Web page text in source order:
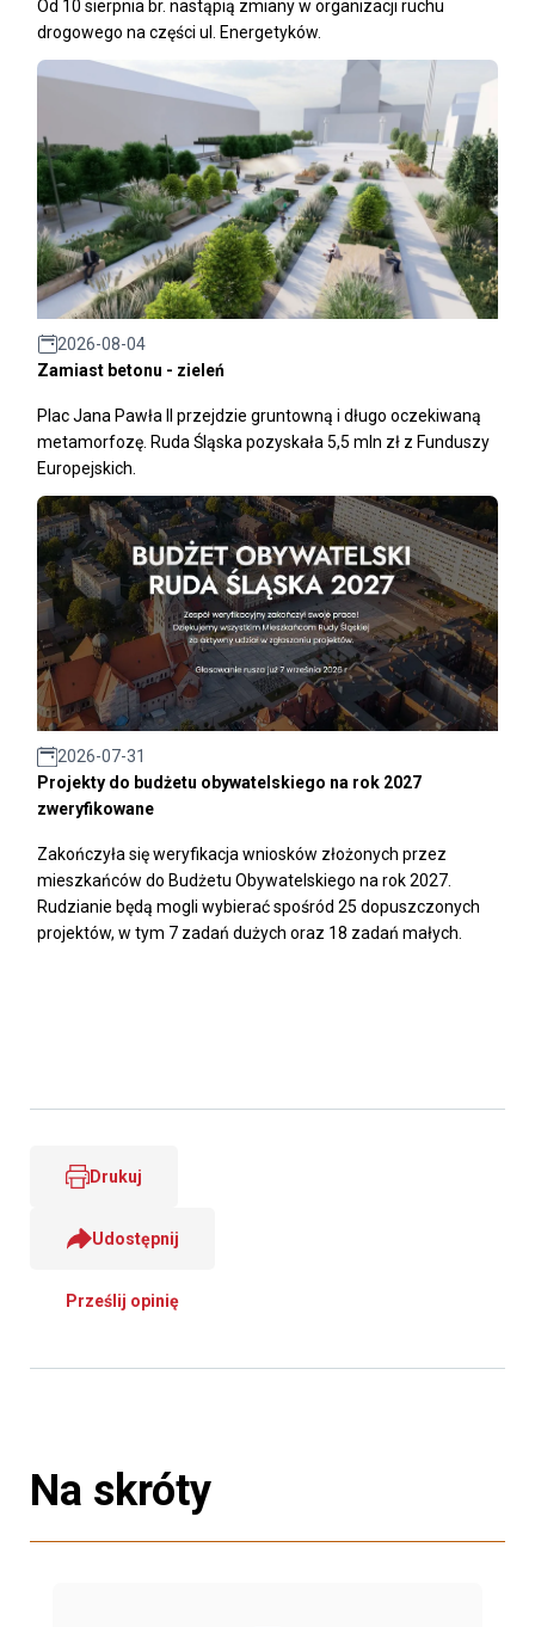
Od 10 sierpnia br. nastąpią zmiany w organizacji ruchu
drogowego na części ul. Energetyków.
2026-08-04
Zamiast betonu - zieleń
Plac Jana Pawła II przejdzie gruntowną i długo oczekiwaną
metamorfozę. Ruda Śląska pozyskała 5,5 mln zł z Funduszy
Europejskich.
2026-07-31
Projekty do budżetu obywatelskiego na rok 2027
zweryfikowane
Zakończyła się weryfikacja wniosków złożonych przez
mieszkańców do Budżetu Obywatelskiego na rok 2027.
Rudzianie będą mogli wybierać spośród 25 dopuszczonych
projektów, w tym 7 zadań dużych oraz 18 zadań małych.
Drukuj
Udostępnij
Prześlij opinię
Na skróty